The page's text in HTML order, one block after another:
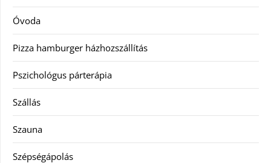
Óvoda
Pizza hamburger házhozszállítás
Pszichológus párterápia
Szállás
Szauna
Szépségápolás